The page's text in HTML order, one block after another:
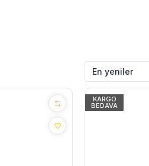
KARGO
BEDAVA